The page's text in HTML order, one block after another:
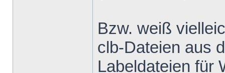
Bzw. weiß
clb-Dateien aus
Labeldateien für